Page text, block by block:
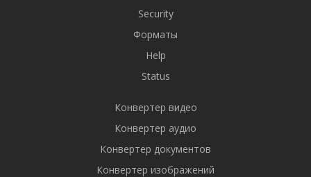
Security
Форматы
Help
Status
Конвертер видео
Конвертер аудио
Конвертер документов
Конвертер изображений